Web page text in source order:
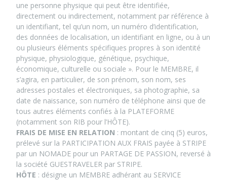
une personne physique qui peut être identifiée,
directement ou indirectement, notamment par référence à
un identifiant, tel qu’un nom, un numéro d’identification,
des données de localisation, un identifiant en ligne, ou à un
ou plusieurs éléments spécifiques propres à son identité
physique, physiologique, génétique, psychique,
économique, culturelle ou sociale ». Pour le MEMBRE, il
s’agira, en particulier, de son prénom, son nom, ses
adresses postales et électroniques, sa photographie, sa
date de naissance, son numéro de téléphone ainsi que de
tous autres éléments confiés à la PLATEFORME
(notamment son RIB pour l’HÔTE).
FRAIS DE MISE EN RELATION : montant de cinq (5) euros,
prélevé sur la PARTICIPATION AUX FRAIS payée à STRIPE
par un NOMADE pour un PARTAGE DE PASSION, reversé à
la société GUESTRAVELER par STRIPE.
HÔTE : désigne un MEMBRE adhérant au SERVICE